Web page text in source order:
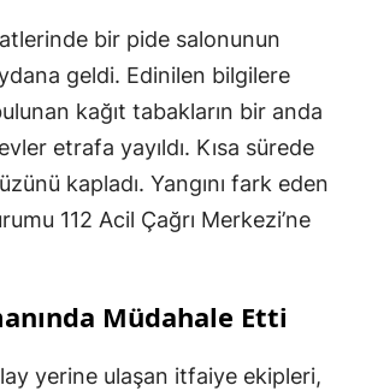
bir pide salonunun
geldi. Edinilen bilgilere
kağıt tabakların bir anda
etrafa yayıldı. Kısa sürede
kapladı. Yangını fark eden
112 Acil Çağrı Merkezi’ne
Müdahale Etti
yerine ulaşan itfaiye ekipleri,